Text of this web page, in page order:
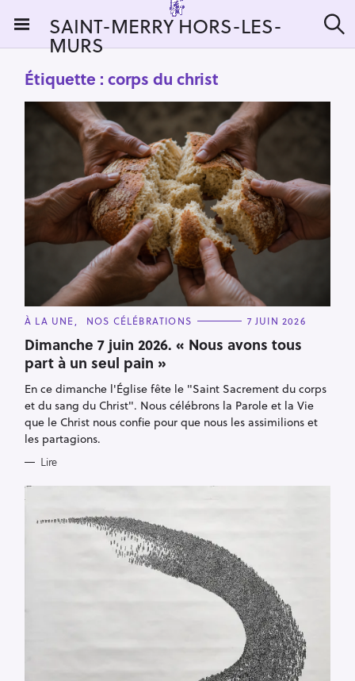
i
SAINT-MERRY HORS-LES-
MURS e
Étiquette : corps du christ
C
T
E
G
O
R
I
E
S
À LA UNE NOS CÉLÉBRATIONS 7 JUIN 2026
Dimanche 7 juin 2026. « Nous avons tous
part à un seul pain »
En ce dimanche l'Église fête le "Saint Sacrement du corps
et du sang du Christ". Nous célébrons la Parole et la Vie
que le Christ nous confie pour que nous les assimilions et
les partagions.
Lire